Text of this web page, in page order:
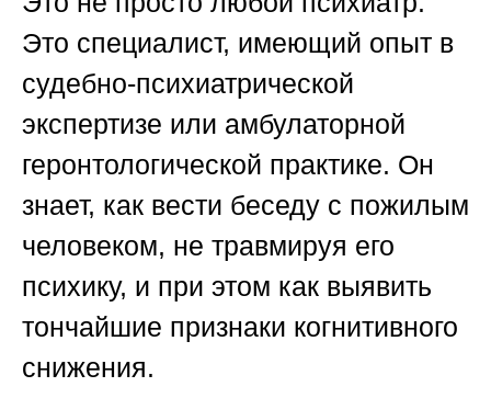
Это специалист, имеющий опыт в
судебно-психиатрической
экспертизе или амбулаторной
геронтологической практике. Он
знает, как вести беседу с пожилым
человеком, не травмируя его
психику, и при этом как выявить
тончайшие признаки когнитивного
снижения.